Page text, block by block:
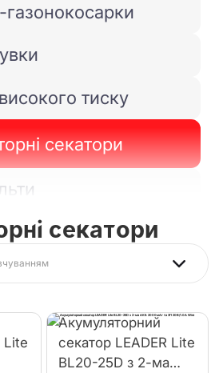
тиску
секатори
і викрутки
гайковерти
секатори
Lite
Акумуляторний
секатор LEADER Lite
BL20-25D з 2-ма